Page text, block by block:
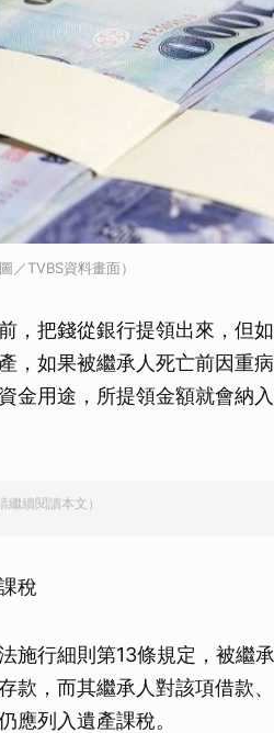
／TVBS資料畫面）
，把錢從銀行提領出來，但
，如果被繼承人死亡前因重
金用途，所提領金額就會納
繼續閱讀本文）
稅
施行細則第13條規定，被繼
款，而其繼承人對該項借款
應列入遺產課稅。